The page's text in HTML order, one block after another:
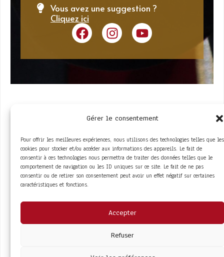
Gérer le consentement
Pour offrir les meilleures expériences, nous utilisons des technologies telles que les
cookies pour stocker et/ou accéder aux informations des appareils. Le fait de
consentir à ces technologies nous permettra de traiter des données telles que le
comportement de navigation ou les ID uniques sur ce site. Le fait de ne pas
consentir ou de retirer son consentement peut avoir un effet négatif sur certaines
caractéristiques et fonctions.
Accepter
Refuser
Vous avez une suggestion ?
Cliquez ici
ACCÈS RAPIDE
La Trompe
La FITF
Agenda
Partenaires
Espace adhérent
Conditions Générales de Vente